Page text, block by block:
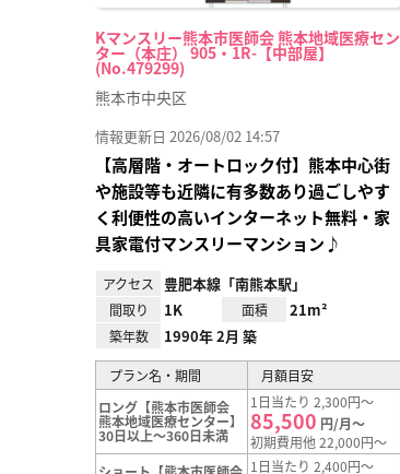
Kマンスリー熊本市医師会 熊本地域医療セン
ター（本庄） 905・1R-【中部屋】
(No.479299)
熊本市中央区
情報更新日 2026/08/02 14:57
【高層階・オートロック付】熊本中心街
や施設等も近隣に有多数あり過ごしやす
く利便性の高いインターネット無料・家
具家電付マンスリーマンション♪
アクセス 豊肥本線「南熊本駅」
間取り 1K 面積 21m²
築年数 1990年 2月 築
プラン名・期間
月額目安
ロング【熊本市医師会
熊本地域医療センター】
30日以上～360日未満
1日当たり 2,300円～
85,500 円/月～
初期費用他 22,000円～
1日当たり 2,400円～